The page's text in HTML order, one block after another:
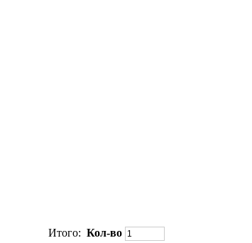
Итого: Кол-во